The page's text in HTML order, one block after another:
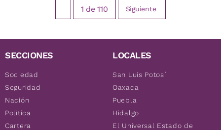
1 de110 Siguiente
SECCIONES
Sociedad
Seguridad
Nación
Política
Cartera
LOCALES
San Luis Potosí
Oaxaca
Puebla
Hidalgo
El Universal Estado de